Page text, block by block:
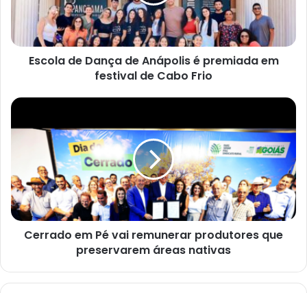
e
e
Escola de Dança de Anápolis é premiada em
festival de Cabo Frio
Cerrado em Pé vai remunerar produtores que
preservarem áreas nativas